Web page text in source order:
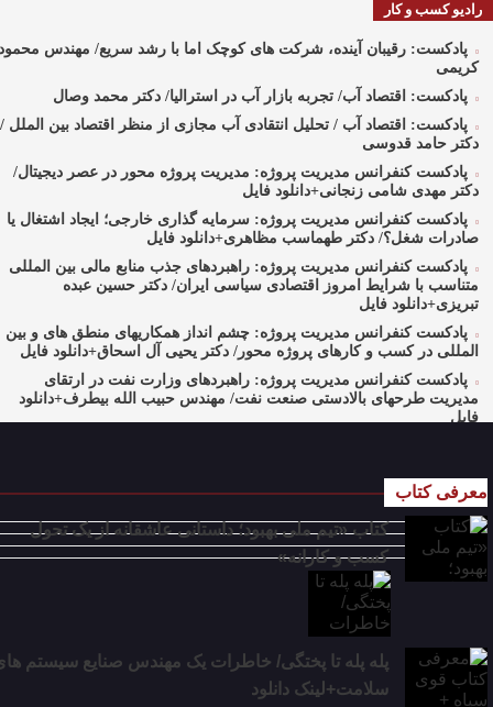
رادیو کسب و کار
پادکست: رقیبان آینده، شرکت های کوچک اما با رشد سریع/ مهندس
کریمی
پادکست: اقتصاد آب/ تجربه بازار آب در استرالیا/ دکتر محمد وصال
پادکست: اقتصاد آب / تحلیل انتقادی آب مجازی از منظر اقتصاد بین الملل /
دکتر حامد قدوسی
پادکست کنفرانس مدیریت پروژه: مدیریت پروژه محور در عصر دیجیتال/
دکتر مهدی شامی زنجانی+دانلود فایل
پادکست کنفرانس مدیریت پروژه: سرمایه گذاری خارجی؛ ایجاد اشتغال یا
صادرات شغل؟/ دکتر طهماسب مظاهری+دانلود فایل
پادکست کنفرانس مدیریت پروژه: راهبردهای جذب منابع مالی بین المللی
متناسب با شرایط امروز اقتصادی سیاسی ایران/ دکتر حسین عبده
تبریزی+دانلود فایل
پادکست کنفرانس مدیریت پروژه: چشم انداز همکاریهای منطق های و بین
المللی در کسب و کارهای پروژه محور/ دکتر یحیی آل اسحاق+دانلود فایل
پادکست کنفرانس مدیریت پروژه: راهبردهای وزارت نفت در ارتقای
مدیریت طرحهای بالادستی صنعت نفت/ مهندس حبیب الله بیطرف+دانلود
فایل
پادکست کنفرانس مدیریت: منتورینگ مدیران ارشد برای ارتقای
شایستگیهای کلیدی در فرایند استراتژی/ دکتر محمد ابویی اردکان+دانلود
صوتی
پادکست کنفرانس مدیریت: چگونه سازمانهای خلاق تری بسازیم/ دکتر
کیوان وکیلی+دانلود فایل صوتی
پادکست کنفرانس مدیریت: کاربرد نظریه قراردادها در تدوین سیستمهای
جبران خدمات، جایزه نوبل اقتصاد/ بخش سوم/ مهندس پیمان دیانی+دانلود
فایل صوتی
پادکست کنفرانس مدیریت: کاربرد نظریه قراردادها در تدوین سیستمهای
جبران خدمات، جایزه نوبل اقتصاد/ بخش دوم / دکتر حامد قدوسی+دانلود
معرفی کتاب
کتاب «تیم ملی بهبود؛ داستانی عاشقانه از یک تحول
کسب و کارانه»
پله پله تا پختگی/ خاطرات یک مهندس صنایع سیستم
سلامت+لینک دانلود